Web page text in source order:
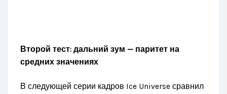
Второй тест: дальний зум — паритет на
средних значениях
В следующей серии кадров Ice Universe сравнил